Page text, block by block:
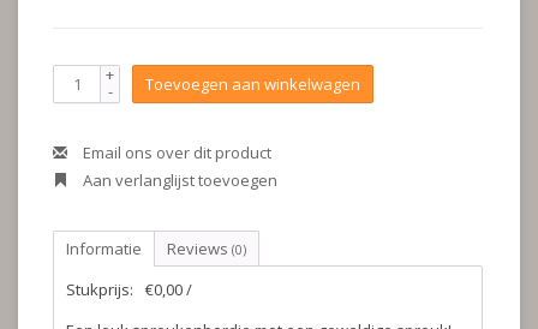
+
- Toevoegen aan winkelwagen
Email ons over dit product
Aan verlanglijst toevoegen
Informatie Reviews (0)
Stukprijs:
€0,00 /